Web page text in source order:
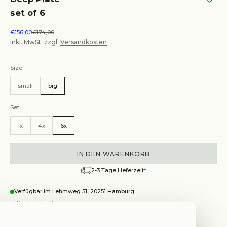
set of 6
Angebot
€156,00Regulärer Preis
€174,00
inkl. MwSt. zzgl. Versandkosten
Size:
small big
Set:
1x 4x 6x
IN DEN WARENKORB
2-3 Tage Lieferzeit*
Verfügbar im Lehmweg 51, 20251 Hamburg
Wegbeschreibung anzeigen